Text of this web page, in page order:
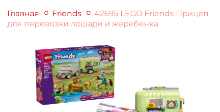
Главная Friends
42695 LEGO Friends Прицеп
для перевозки лошади и жеребенка